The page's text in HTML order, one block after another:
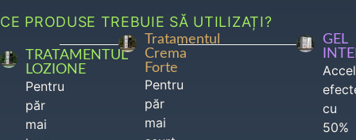
CE PRODUSE TREBUIE SĂ UTILIZAȚI?
TRATAMENTUL
LOZIONE
Pentru
păr
mai
Tratamentul
Crema
Forte
Pentru
păr
mai
GEL
cu
50%